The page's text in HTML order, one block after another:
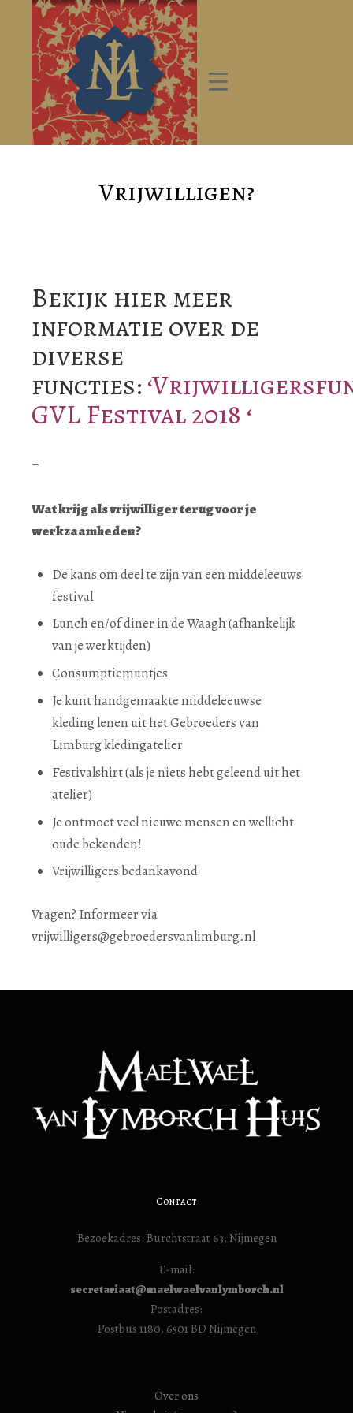
Vrijwilligen?
Bekijk hier meer
informatie over de
diverse
functies:‘
GVL Festival 2018 ‘
–
Wat krijg als vrijwilliger terug voor je
werkzaamheden?
De kans om deel te zijn van een middeleeuws
festival
Lunch en/of diner in de Waagh (afhankelijk
van je werktijden)
Consumptiemuntjes
Je kunt handgemaakte middeleeuwse
kleding lenen uit het Gebroeders van
Limburg kledingatelier
Festivalshirt (als je niets hebt geleend uit het
atelier)
Je ontmoet veel nieuwe mensen en wellicht
oude bekenden!
Vrijwilligers bedankavond
Vragen? Informeer via
vrijwilligers@gebroedersvanlimburg.nl
Contact
Bezoekadres: Burchtstraat 63, Nijmegen
E-mail:
secretariaat@maelwaelvanlymborch.nl
Postadres:
Postbus 1180, 6501 BD Nijmegen
Over ons